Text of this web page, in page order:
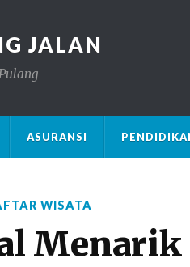
JALAN
ASURANSI
WISATA